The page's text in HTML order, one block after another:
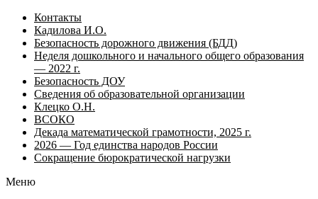
Контакты
Кадилова И.О.
Безопасность дорожного движения (БДД)
Неделя дошкольного и начального общего образования
— 2022 г.
Безопасность ДОУ
Сведения об образовательной организации
Клецко О.Н.
ВСОКО
Декада математической грамотности, 2025 г.
2026 — Год единства народов России
Сокращение бюрократической нагрузки
Меню